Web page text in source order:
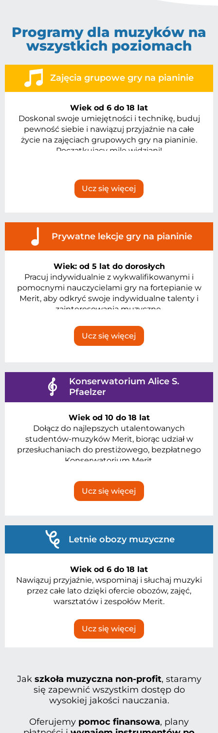
Programy dla muzyków na
wszystkich poziomach
Zajęcia grupowe gry na pianinie
Wiek od 6 do 18 lat
Doskonal swoje umiejętności i technikę, buduj
pewność siebie i nawiązuj przyjaźnie na całe
życie na zajęciach grupowych gry na pianinie.
Początkujący mile widziani!
Ucz się więcej
Prywatne lekcje gry na pianinie
Wiek: od 5 lat do dorosłych
Pracuj indywidualnie z wykwalifikowanymi i
pomocnymi nauczycielami gry na fortepianie w
Merit, aby odkryć swoje indywidualne talenty i
zainteresowania muzyczne.
Ucz się więcej
Konserwatorium Alice S.
Pfaelzer
Wiek od 10 do 18 lat
Dołącz do najlepszych utalentowanych
studentów-muzyków Merit, biorąc udział w
przesłuchaniach do prestiżowego, bezpłatnego
Konserwatorium Merit.
Ucz się więcej
Letnie obozy muzyczne
Wiek od 6 do 18 lat
Nawiązuj przyjaźnie, wspominaj i słuchaj muzyki
przez całe lato dzięki ofercie obozów, zajęć,
warsztatów i zespołów Merit.
Ucz się więcej
Jak szkoła muzyczna non-profit, staramy
się zapewnić wszystkim dostęp do
wysokiej jakości nauczania.
Oferujemy pomoc finansowa, plany